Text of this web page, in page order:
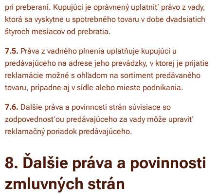
pri preberaní. Kupujúci je oprávnený uplatniť právo z vady,
ktorá sa vyskytne u spotrebného tovaru v dobe dvadsiatich
štyroch mesiacov od prebratia.
7.5. Práva z vadného plnenia uplatňuje kupujúci u
predávajúceho na adrese jeho prevádzky, v ktorej je prijatie
reklamácie možné s ohľadom na sortiment predávaného
tovaru, prípadne aj v sídle alebo mieste podnikania.
7.6. Dalšie práva a povinnosti strán súvisiace so
zodpovednosťou predávajúceho za vady môže upraviť
reklamačný poriadok predávajúceho.
8. Ďalšie práva a povinnosti
zmluvných strán